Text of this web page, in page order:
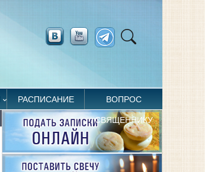
РАСПИСАНИЕ ВОПРОС
СВЯЩЕННИКУ